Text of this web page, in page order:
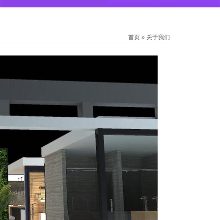
首页 » 关于我们